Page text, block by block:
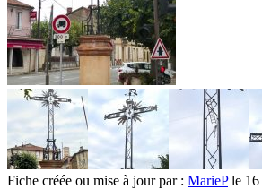
Fiche créée ou mise à jour par : MariePle 16